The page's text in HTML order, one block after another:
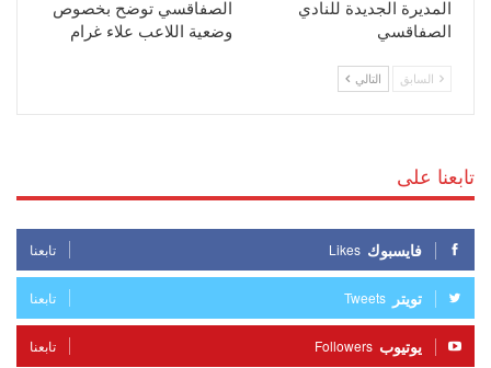
المديرة الجديدة للنادي
الصفاقسي
الصفاقسي توضح بخصوص
وضعية اللاعب علاء غرام
السابق التالي
تابعنا على
فايسبوك Likes تابعنا
تويتر Tweets تابعنا
يوتيوب Followers تابعنا